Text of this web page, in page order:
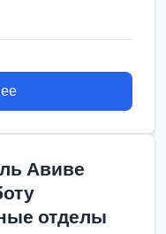
Авиве
отделы